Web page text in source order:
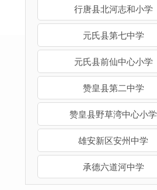
行唐县北河志和小学
元氏县第七中学
元氏县前仙中心小学
赞皇县第二中学
赞皇县野草湾中心小学
雄安新区安州中学
承德六道河中学